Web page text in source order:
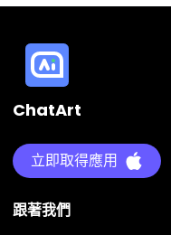
ChatArt
立即取得應用
跟著我們